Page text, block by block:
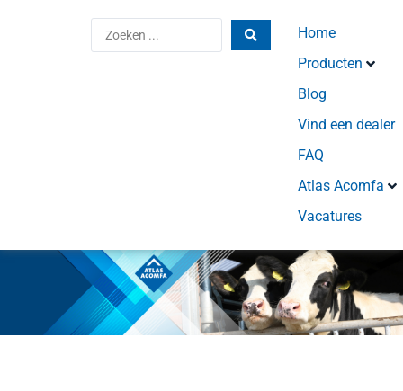
Home
Producten
Blog
Vind een dealer
FAQ
Atlas Acomfa
Vacatures